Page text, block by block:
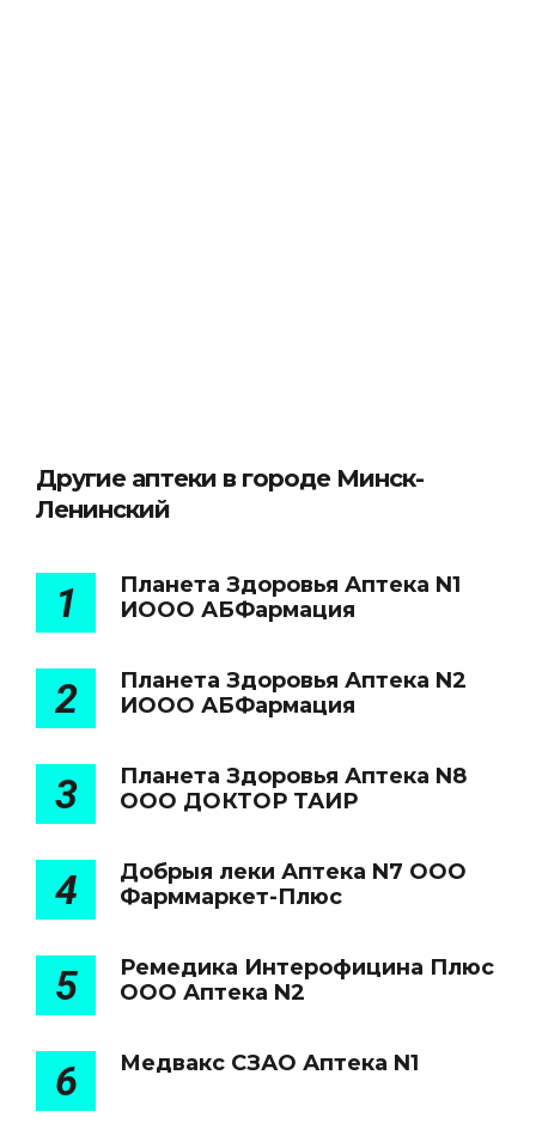
Другие аптеки в городе Минск-
Ленинский
1
Планета Здоровья Аптека N1
ИООО АБФармация
2
Планета Здоровья Аптека N2
ИООО АБФармация
3
Планета Здоровья Аптека N8
ООО ДОКТОР ТАИР
4
Добрыя леки Аптека N7 ООО
Фарммаркет-Плюс
5
Ремедика Интерофицина Плюс
ООО Аптека N2
6 Медвакс СЗАО Аптека N1